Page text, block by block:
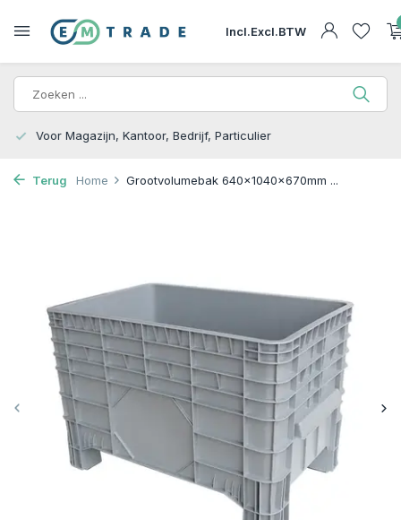
Incl.Excl.BTW
15.000m2 op Voorraad | Bezorgen of Afhalen
Terug Home Grootvolumebak 640x1040x670mm ...